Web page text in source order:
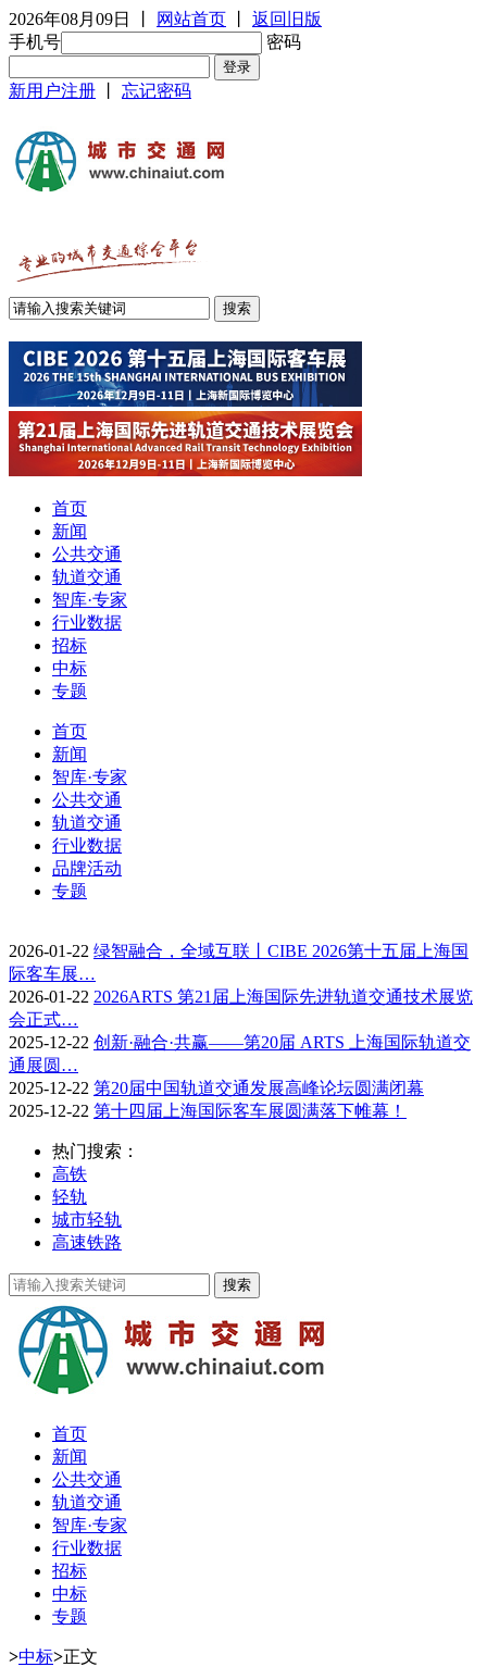
2026年08月09日 网站首页
返回旧版
手机号
密码
新用户注册 忘记密码
首页
新闻
公共交通
轨道交通
智库·专家
行业数据
招标
中标
专题
首页
新闻
智库·专家
公共交通
轨道交通
行业数据
品牌活动
专题
2026-01-22 绿智融合，全域互联丨CIBE 2026第十五届上海国
际客车展…
2026-01-22 2026ARTS 第21届上海国际先进轨道交通技术展览
会正式…
2025-12-22 创新·融合·共赢——第20届 ARTS 上海国际轨道交
通展圆…
2025-12-22 第20届中国轨道交通发展高峰论坛圆满闭幕
2025-12-22 第十四届上海国际客车展圆满落下帷幕！
热门搜索：
高铁
轻轨
城市轻轨
高速铁路
首页
新闻
公共交通
轨道交通
智库·专家
行业数据
招标
中标
专题
>中标>正文